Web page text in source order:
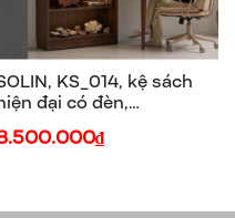
KS_014, kệ sách
đại có đèn,
veneer, Nội thất Nhà